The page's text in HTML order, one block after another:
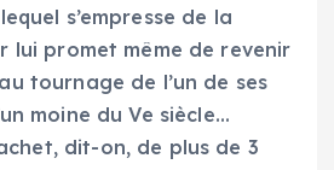
s’empresse de la
lui promet même de revenir
tournage de l’un de ses
moine du Ve siècle…
dit-on, de plus de 3